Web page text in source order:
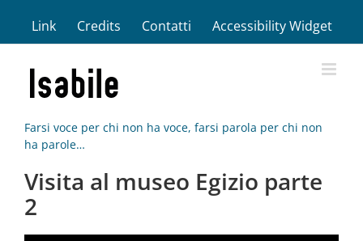
contenuto
Link Credits Contatti Accessibility Widget
Farsi voce per chi non ha voce, farsi parola per chi non
ha parole…
Visita al museo Egizio parte
2